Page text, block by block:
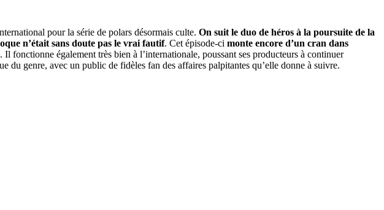
pour la série de polars désormais culte. On suit le duo de héros à la poursuite de la
n’était sans doute pas le vrai fautif. Cet épisode-ci monte encore d’un cran dans
. Il fonctionne également très bien à l’internationale, poussant ses producteurs à continuer
du genre, avec un public de fidèles fan des affaires palpitantes qu’elle donne à suivre.